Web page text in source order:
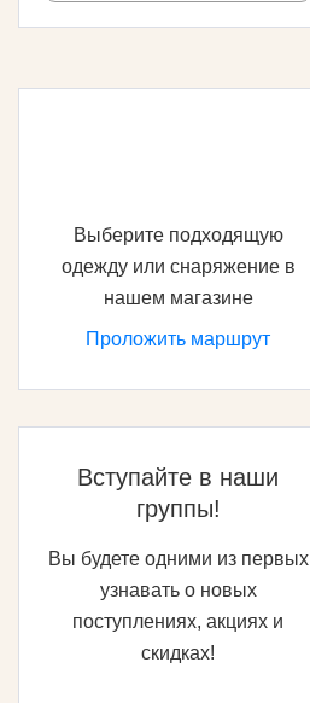
Выберите подходящую
одежду или снаряжение в
нашем магазине
Проложить маршрут
Вступайте в наши
группы!
Вы будете одними из первых
узнавать о новых
поступлениях, акциях и
скидках!